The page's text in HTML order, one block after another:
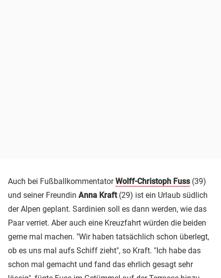
Auch bei FußballkommentatorWolff-Christoph Fuss (39)
und seiner Freundin Anna Kraft(29) ist ein Urlaub südlich
der Alpen geplant. Sardinien soll es dann werden, wie das
Paar verriet. Aber auch eine Kreuzfahrt würden die beiden
gerne mal machen. "Wir haben tatsächlich schon überlegt,
ob es uns mal aufs Schiff zieht", so Kraft. "Ich habe das
schon mal gemacht und fand das ehrlich gesagt sehr